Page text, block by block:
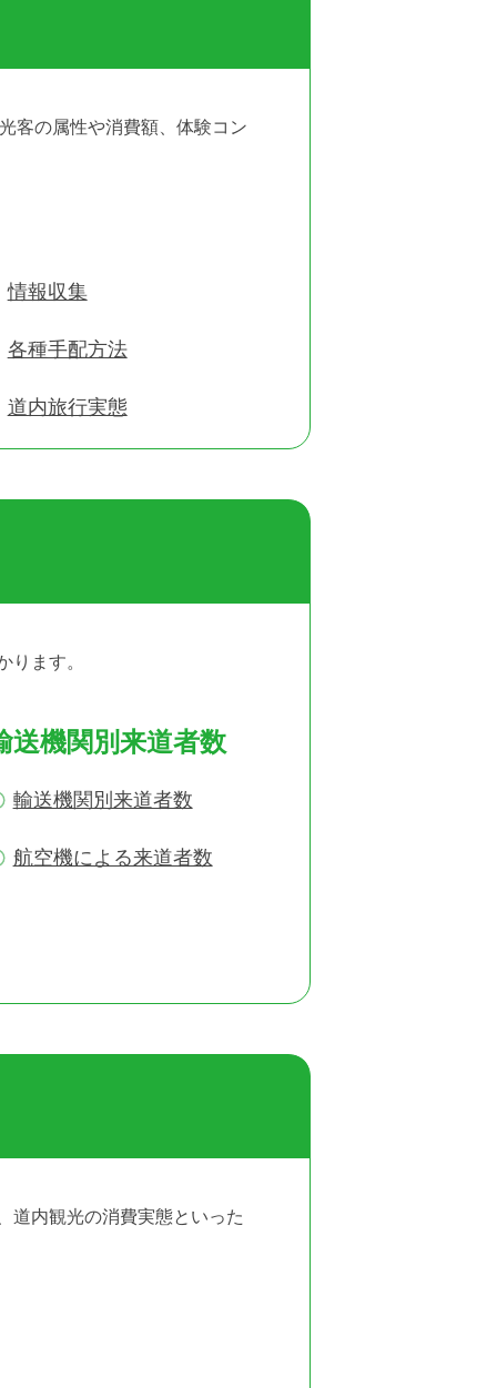
客の属性や消費額、体験コン
情報収集
各種手配方法
道内旅行実態
ります。
送機関別来道者数
輸送機関別来道者数
航空機による来道者数
道内観光の消費実態といった